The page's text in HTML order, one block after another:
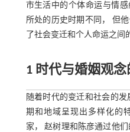
市生活中的个体命运与情
所处的历史时期不同， 但
了社会变迁和个人命运之间
1 时代与婚姻观念
随着时代的变迁和社会的
期和地域呈现出多样化的
家， 赵树理和陈彦通过他